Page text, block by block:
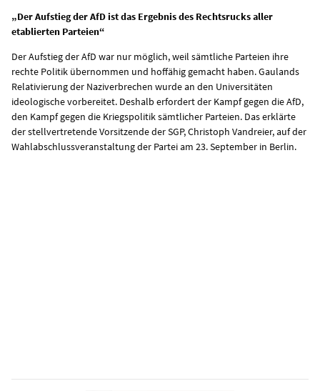
„Der Aufstieg der AfD ist das Ergebnis des Rechtsrucks aller
etablierten Parteien“
Der Aufstieg der AfD war nur möglich, weil sämtliche Parteien ihre
rechte Politik übernommen und hoffähig gemacht haben. Gaulands
Relativierung der Naziverbrechen wurde an den Universitäten
ideologische vorbereitet. Deshalb erfordert der Kampf gegen die AfD,
den Kampf gegen die Kriegspolitik sämtlicher Parteien. Das erklärte
der stellvertretende Vorsitzende der SGP, Christoph Vandreier, auf der
Wahlabschlussveranstaltung der Partei am 23. September in Berlin.